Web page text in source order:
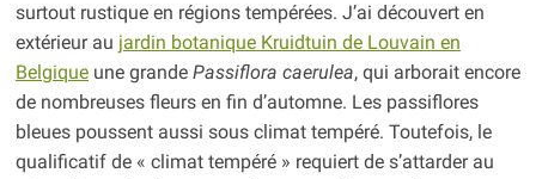
surtout rustique en régions tempérées. J’ai découvert en
extérieur au jardin botanique Kruidtuin de Louvain en
Belgiqueune grande Passiflora caerulea, qui arborait encore
de nombreuses fleurs en fin d’automne. Les passiflores
bleues poussent aussi sous climat tempéré. Toutefois, le
qualificatif de « climat tempéré » requiert de s’attarder au